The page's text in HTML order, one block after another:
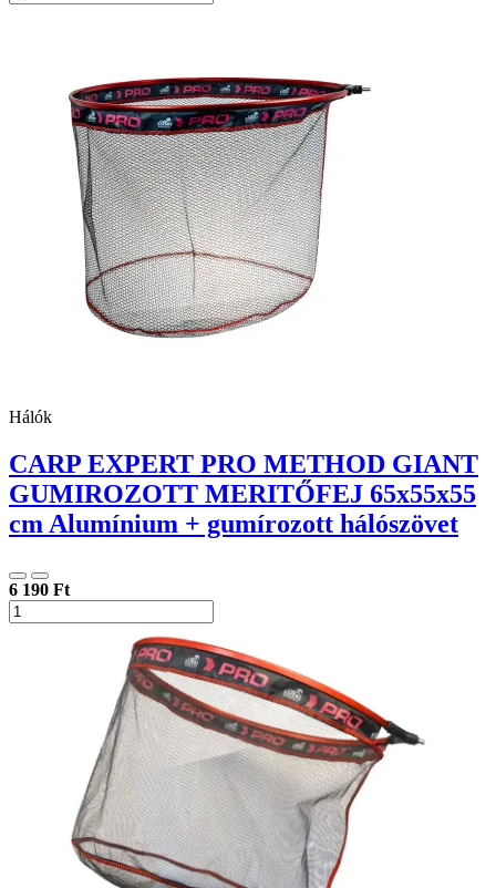
Hálók
CARP EXPERT PRO METHOD GIANT
GUMIROZOTT MERITŐFEJ 65x55x55
cm Alumínium + gumírozott hálószövet
6 190 Ft